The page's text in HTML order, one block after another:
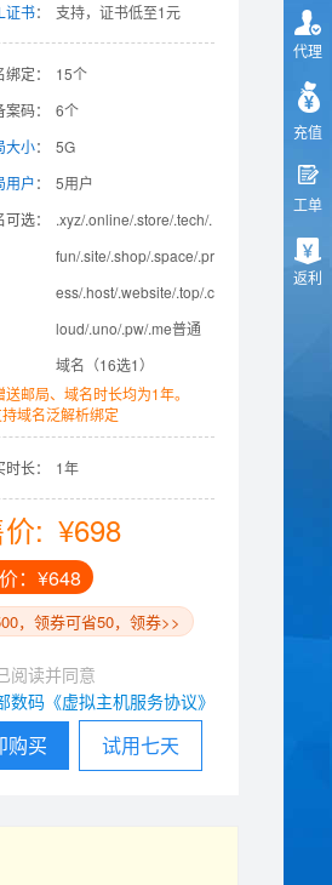
证书： 支持，证书低至1元
定：
15个
案码：
6个
大小：
5G
用户：
5用户
选：
.xyz/.online/.store/.tech/.
fun/.site/.shop/.space/.pr
ess/.host/.website/.top/.c
loud/.uno/.pw/.me普通
域名（16选1）
邮局、域名时长均为1年。
名泛解析绑定
长： 1年
: ¥698
：¥648
，领券可省50，领券>>
阅读并同意
数码《虚拟主机服务协议》
购买 试用七天
代理
充值
工单
返利